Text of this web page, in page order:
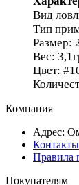
Вид
Тип
Размер:
Вес:
Цвет:
Компания
Адрес:
Контакты
Правила
Покупателям